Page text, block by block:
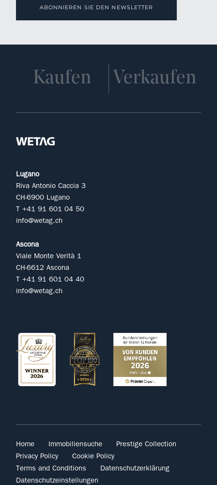
ABONNIEREN SIE DEN NEWSLETTER
Kaufen Verkaufen
Lugano
Riva Antonio Caccia 3
CH-6900 Lugano
T +41 91 601 04 50
info@wetag.ch
Ascona
Viale Monte Verità 1
CH-6612 Ascona
T +41 91 601 04 40
info@wetag.ch
Home Immobiliensuche
Prestige Collection
Privacy Policy
Cookie Policy
Terms and Conditions
Datenschutzerklärung
Datenschutzeinstellungen